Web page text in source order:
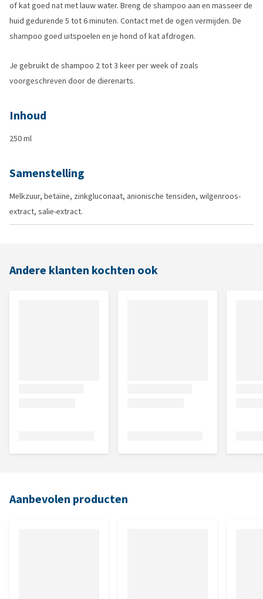
of kat goed nat met lauw water. Breng de shampoo aan en masseer de
huid gedurende 5 tot 6 minuten. Contact met de ogen vermijden. De
shampoo goed uitspoelen en je hond of kat afdrogen.
Je gebruikt de shampoo 2 tot 3 keer per week of zoals
voorgeschreven door de dierenarts.
Inhoud
250 ml
Samenstelling
Melkzuur, betaïne, zinkgluconaat, anionische tensiden, wilgenroos-
extract, salie-extract.
Andere klanten kochten ook
Aanbevolen producten